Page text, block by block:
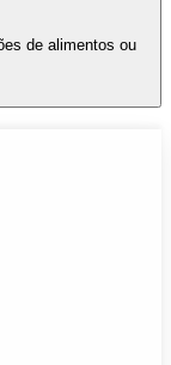
de alimentos ou